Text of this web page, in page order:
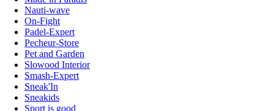
Nauti-wave
On-Fight
Padel-Expert
Pecheur-Store
Pet and Garden
Slowood Interior
Smash-Expert
Sneak'In
Sneakids
Sport is good